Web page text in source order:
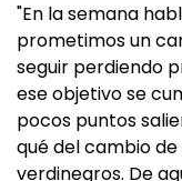
"En la semana
prometimos un
seguir perdiendo
ese objetivo se
pocos puntos
qué del cambio
verdinegros. De